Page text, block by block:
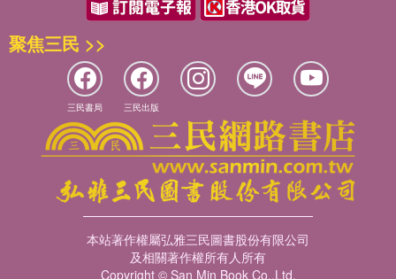
聚焦三民 >>
三民書局 三民出版
本站著作權屬弘雅三民圖書股份有限公司
及相關著作權所有人所有
Copyright © San Min Book Co.,Ltd.